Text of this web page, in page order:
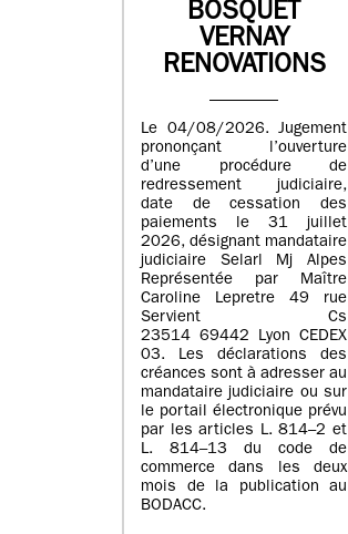
BOSQUET
VERNAY
RENOVATIONS
Le 04/08/2026. Jugement
prononçant l’ouverture
d’une procédure de
redressement judiciaire,
date de cessation des
paiements le 31 juillet
2026, désignant mandataire
judiciaire Selarl Mj Alpes
Représentée par Maître
Caroline Lepretre 49 rue
Servient Cs
23514 69442 Lyon CEDEX
03. Les déclarations des
créances sont à adresser au
mandataire judiciaire ou sur
le portail électronique prévu
par les articles L. 814–2 et
L. 814–13 du code de
commerce dans les deux
mois de la publication au
BODACC.